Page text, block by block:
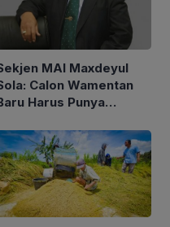
MAI Maxdeyul
Calon Wamentan
Harus Punya